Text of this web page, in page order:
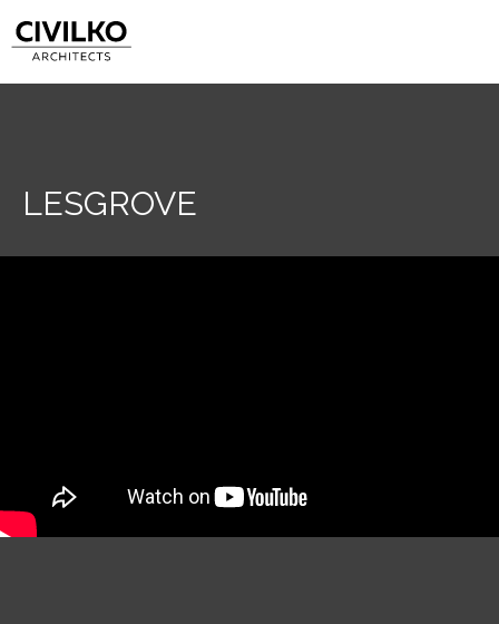
LESGROVE